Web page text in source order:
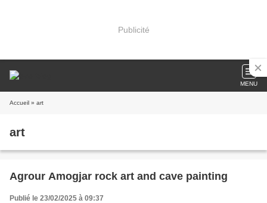
Publicité
MENU
Accueil » art
art
Agrour Amogjar rock art and cave painting
Publié le 23/02/2025 à 09:37